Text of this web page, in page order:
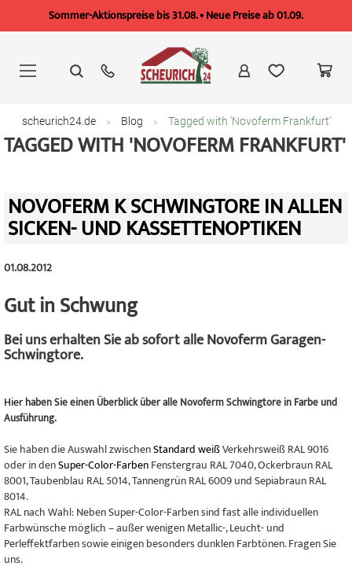
Sommer-Aktionspreise bis 31.08. • Neue Preise ab 01.09.
springen
scheurich24.de Blog Tagged with 'Novoferm Frankfurt'
TAGGED WITH 'NOVOFERM FRANKFURT'
NOVOFERM K SCHWINGTORE IN ALLEN
SICKEN- UND KASSETTENOPTIKEN
01.08.2012
Gut in Schwung
Bei uns erhalten Sie ab sofort alle Novoferm Garagen-
Schwingtore.
Hierhaben Sie einen Überblick über alle Novoferm Schwingtore in Farbe und
Ausführung.
Sie haben die Auswahl zwischenStandard weißVerkehrsweiß RAL 9016
oder in denSuper-Color-FarbenFenstergrau RAL 7040, Ockerbraun RAL
8001, Taubenblau RAL 5014, Tannengrün RAL 6009 und Sepiabraun RAL
8014.
RAL nach Wahl: Neben Super-Color-Farben sind fast alle individuellen
Farbwünsche möglich – außer wenigen Metallic-, Leucht- und
Perleffektfarben sowie einigen besonders dunklen Farbtönen. Fragen Sie
uns.